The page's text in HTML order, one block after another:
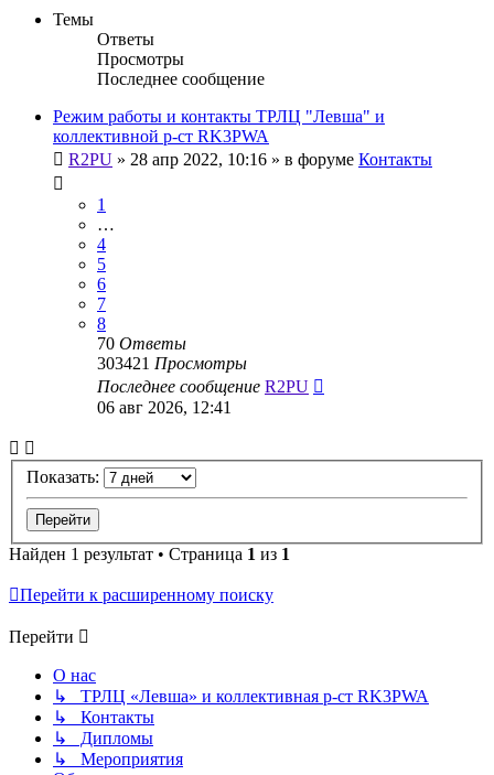
Темы
Ответы
Просмотры
Последнее сообщение
Режим работы и контакты ТРЛЦ "Левша" и
коллективной р-ст RK3PWA
R2PU » 28 апр 2022, 10:16 » в форуме Контакты
1
…
4
5
6
7
8
70 Ответы
303421 Просмотры
Последнее сообщение R2PU
06 авг 2026, 12:41
Показать:
Найден 1 результат • Страница 1 из 1
Перейти к расширенному поиску
Перейти
О нас
↳ ТРЛЦ «Левша» и коллективная р-ст RK3PWA
↳ Контакты
↳ Дипломы
↳ Мероприятия